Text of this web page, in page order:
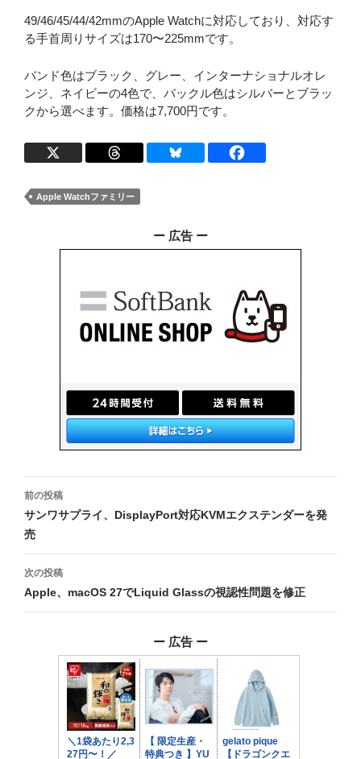
49/46/45/44/42mmのApple Watchに対応しており、対応す
る手首周りサイズは170〜225mmです。
バンド色はブラック、グレー、インターナショナルオレ
ンジ、ネイビーの4色で、バックル色はシルバーとブラッ
クから選べます。価格は7,700円です。
Apple Watchファミリー
ー 広告 ー
投
稿
ナ
ビ
ゲ
前の投稿
サンワサプライ、DisplayPort対応KVMエクステンダーを発
売
次の投稿
Apple、macOS 27でLiquid Glassの視認性問題を修正
ー 広告 ー